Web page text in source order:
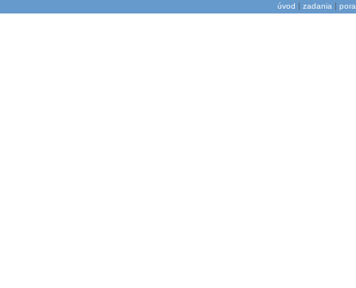
úvod | zadania |